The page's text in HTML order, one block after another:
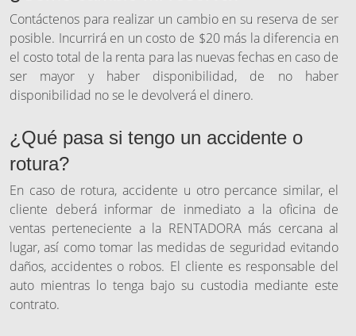
Contáctenos para realizar un cambio en su reserva de ser
posible. Incurrirá en un costo de $20 más la diferencia en
el costo total de la renta para las nuevas fechas en caso de
ser mayor y haber disponibilidad, de no haber
disponibilidad no se le devolverá el dinero.
¿Qué pasa si tengo un accidente o
rotura?
En caso de rotura, accidente u otro percance similar, el
cliente deberá informar de inmediato a la oficina de
ventas perteneciente a la RENTADORA más cercana al
lugar, así como tomar las medidas de seguridad evitando
daños, accidentes o robos. El cliente es responsable del
auto mientras lo tenga bajo su custodia mediante este
contrato.